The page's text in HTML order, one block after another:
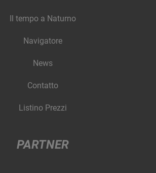
Il tempo a Naturno
Navigatore
News
Contatto
Listino Prezzi
PARTNER